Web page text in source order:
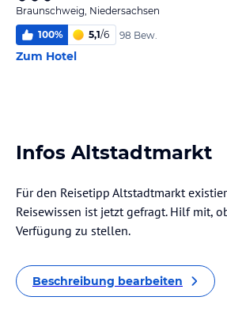
Braunschweig, Niedersachsen
100% 5,1/6 98 Bew.
Zum Hotel
Infos Altstadtmarkt
Für den Reisetipp Altstadtmarkt
Reisewissen ist jetzt gefragt. Hilf mit,
Verfügung zu stellen.
Beschreibung bearbeiten